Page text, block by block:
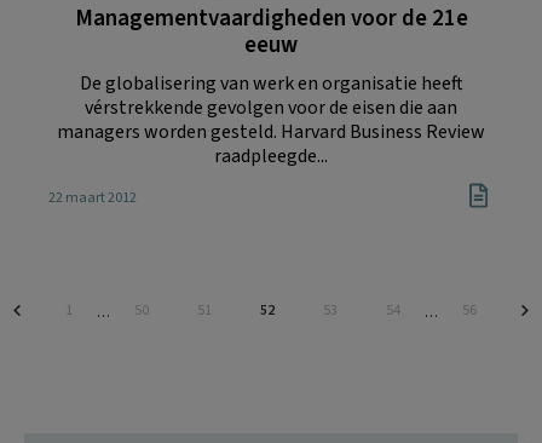
Managementvaardigheden voor de 21e
eeuw
De globalisering van werk en organisatie heeft
vérstrekkende gevolgen voor de eisen die aan
managers worden gesteld. Harvard Business Review
raadpleegde...
22 maart 2012
Pagina
1
Interim
… Pagina
50 Pagina
51 Pagina
52 Pagina
53 Pagina
54
Interim
… Pagina
56